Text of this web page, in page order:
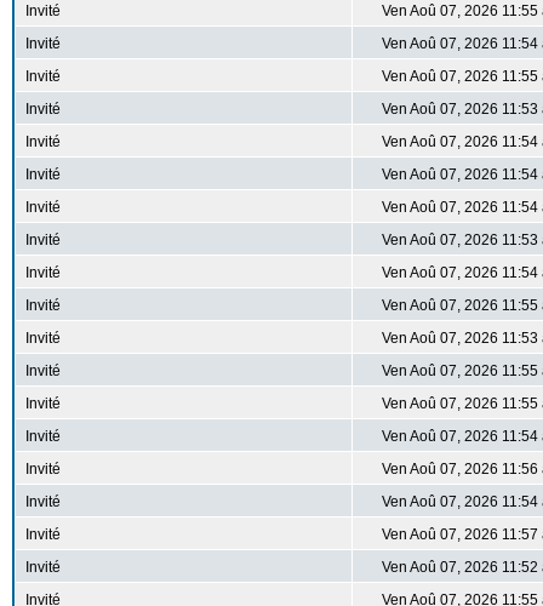
Invité
Ven Aoû 07, 2026 11:55
Invité
Ven Aoû 07, 2026 11:54
Invité
Ven Aoû 07, 2026 11:55
Invité
Ven Aoû 07, 2026 11:53
Invité
Ven Aoû 07, 2026 11:54
Invité
Ven Aoû 07, 2026 11:54
Invité
Ven Aoû 07, 2026 11:54
Invité
Ven Aoû 07, 2026 11:53
Invité
Ven Aoû 07, 2026 11:54
Invité
Ven Aoû 07, 2026 11:55
Invité
Ven Aoû 07, 2026 11:53
Invité
Ven Aoû 07, 2026 11:55
Invité
Ven Aoû 07, 2026 11:55
Invité
Ven Aoû 07, 2026 11:54
Invité
Ven Aoû 07, 2026 11:56
Invité
Ven Aoû 07, 2026 11:54
Invité
Ven Aoû 07, 2026 11:57
Invité
Ven Aoû 07, 2026 11:52
Invité
Ven Aoû 07, 2026 11:55